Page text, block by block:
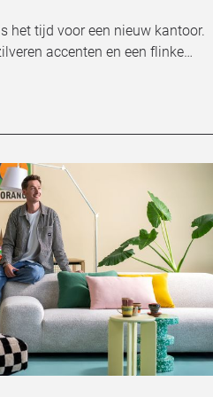
het tijd voor een nieuw kantoor.
accenten en een flinke…